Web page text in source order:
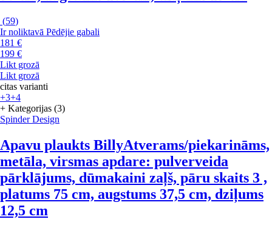
(59)
Ir noliktavā Pēdējie gabali
181 €
199 €
Likt grozā
Likt grozā
citas varianti
+3+4
+ Kategorijas (3)
Spinder Design
Apavu plaukts BillyAtverams/piekarināms,
metāla, virsmas apdare: pulverveida
pārklājums, dūmakaini zaļš, pāru skaits 3 ,
platums 75 cm, augstums 37,5 cm, dziļums
12,5 cm